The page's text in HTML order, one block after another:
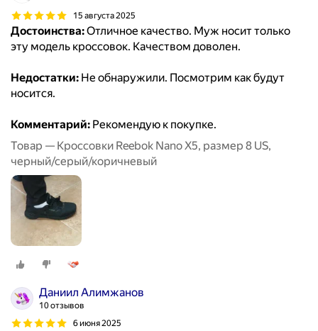
15 августа 2025
Достоинства:Отличное качество. Муж носит только
эту модель кроссовок. Качеством доволен.
Недостатки: Не обнаружили. Посмотрим как будут
носится.
Комментарий: Рекомендую к покупке.
Товар — Кроссовки Reebok Nano X5, размер 8 US,
черный/серый/коричневый
Даниил Алимжанов
10 отзывов
6 июня 2025